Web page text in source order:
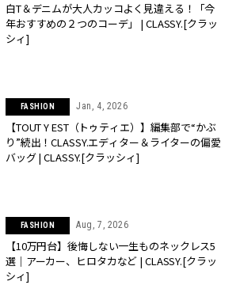
白T＆デニムが大人カッコよく見違える！「今
年おすすめの２つのコーデ」 | CLASSY.[クラッ
シィ]
FASHION Jan, 4, 2026
【TOUT Y EST（トゥティエ）】編集部で“かぶ
り”続出！CLASSY.エディター＆ライターの偏愛
バッグ | CLASSY.[クラッシィ]
FASHION Aug, 7, 2026
【10万円台】後悔しない一生ものネックレス5
選｜アーカー、ヒロタカなど | CLASSY.[クラッ
シィ]